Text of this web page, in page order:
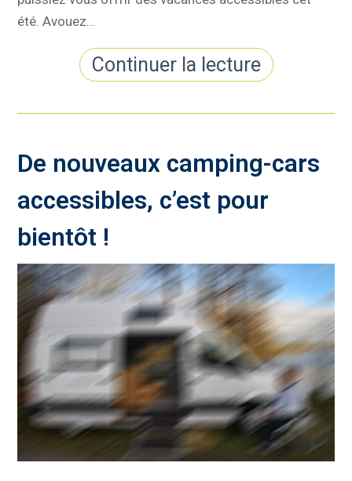
été. Avouez…
Continuer la lecture
De nouveaux camping-cars
accessibles, c’est pour
bientôt !